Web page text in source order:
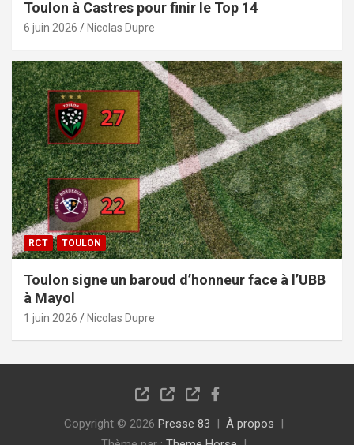
Toulon à Castres pour finir le Top 14
6 juin 2026 Nicolas Dupre
RCT TOULON
Toulon signe un baroud d’honneur face à l’UBB
à Mayol
1 juin 2026 Nicolas Dupre
Copyright © 2026 Presse 83
À propos